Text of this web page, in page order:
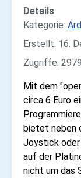
Details
Kategorie:
Erstellt: 16.
Zugriffe: 2979
Mit dem
circa 6 Euro
bietet neben
Joystick oder
auf der
nicht um das